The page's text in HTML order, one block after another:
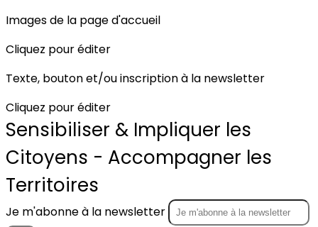
Images de la page d'accueil
Cliquez pour éditer
Texte, bouton et/ou inscription à la newsletter
Cliquez pour éditer
Sensibiliser & Impliquer les
Citoyens - Accompagner les
Territoires
Je m'abonne à la newsletter